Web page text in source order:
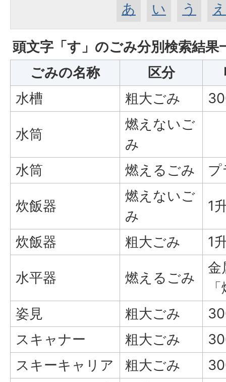
あ い う え
頭文字「 す 」のごみ分別検索結果
ごみの名称
区分
水槽
粗大ごみ
水筒
燃えないご
み
水筒
燃えるごみ プ
炊飯器
燃えないご
み
1
炊飯器 粗大ごみ 1
水平器 燃えるごみ
金
姿見
粗大ごみ
スキャナー
粗大ごみ
スキーキャリア
粗大ごみ